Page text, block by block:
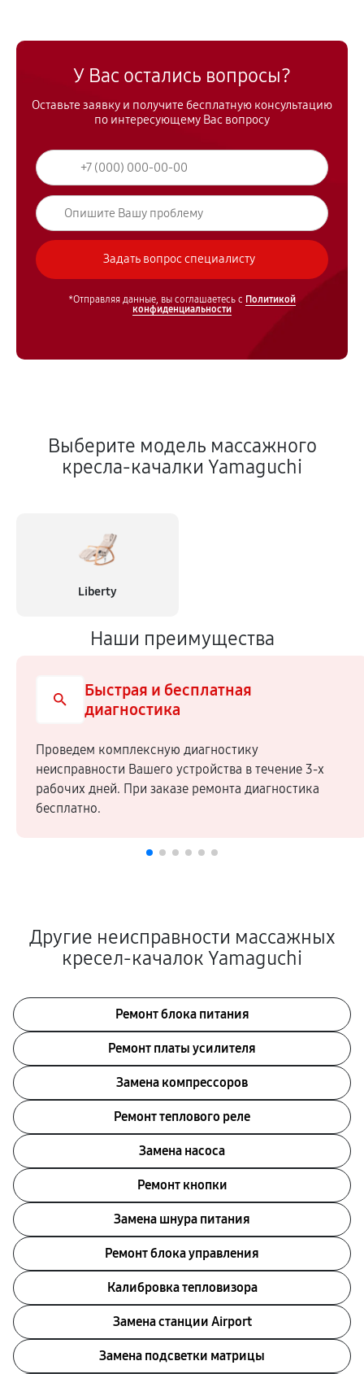
У Вас остались вопросы?
Оставьте заявку и получите бесплатную консультацию
по интересующему Вас вопросу
*Отправляя данные, вы соглашаетесь с Политикой
конфиденциальности
Выберите модель массажного
кресла-качалки Yamaguchi
Liberty
Наши преимущества
Быстрая и бесплатная
диагностика
Проведем комплексную диагностику
неисправности Вашего устройства в течение 3-х
рабочих дней. При заказе ремонта диагностика
бесплатно.
Другие неисправности массажных
кресел-качалок Yamaguchi
Ремонт блока питания
Ремонт платы усилителя
Замена компрессоров
Ремонт теплового реле
Замена насоса
Ремонт кнопки
Замена шнура питания
Ремонт блока управления
Калибровка тепловизора
Замена станции Airport
Замена подсветки матрицы